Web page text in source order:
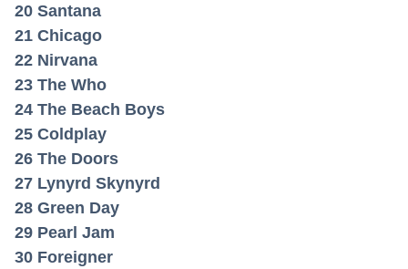
20 Santana
21 Chicago
22 Nirvana
23 The Who
24 The Beach Boys
25 Coldplay
26 The Doors
27 Lynyrd Skynyrd
28 Green Day
29 Pearl Jam
30 Foreigner